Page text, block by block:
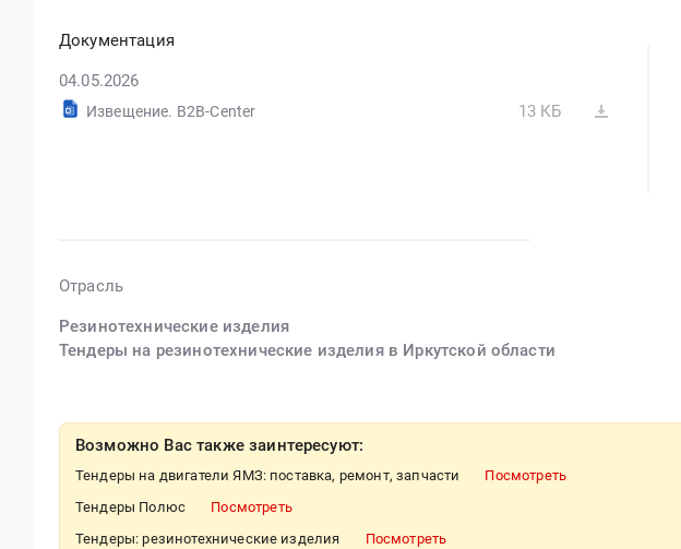
Документация
04.05.2026
Извещение. B2B-Center 13 КБ
Отрасль
Резинотехнические изделия
Тендеры на резинотехнические изделия в Иркутской области
Возможно Вас также заинтересуют:
Тендеры на двигатели ЯМЗ: поставка, ремонт, запчасти
Посмотреть
Тендеры Полюс
Посмотреть
Тендеры: резинотехнические изделия
Посмотреть